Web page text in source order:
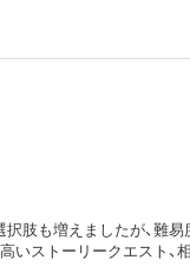
肢も増えましたが、難
いストーリークエスト、